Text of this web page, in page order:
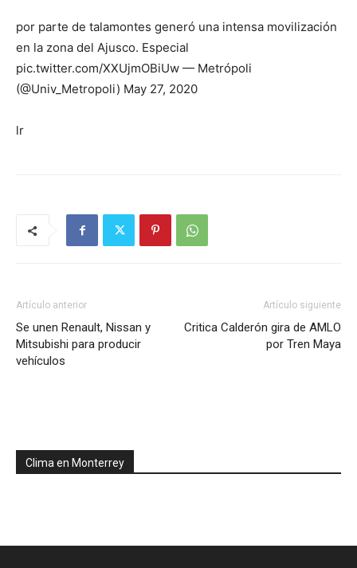
por parte de talamontes generó una intensa movilización
en la zona del Ajusco. Especial
pic.twitter.com/XXUjmOBiUw — Metrópoli
(@Univ_Metropoli) May 27, 2020
lr
Artículo anterior
Se unen Renault, Nissan y
Mitsubishi para producir
vehículos
Artículo siguiente
Critica Calderón gira de AMLO
por Tren Maya
Clima en Monterrey